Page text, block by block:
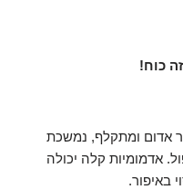
כוח!
אדום ומתקלף, נמשכת
הטיפול. אדמומיות קלה יכולה
באיפור.